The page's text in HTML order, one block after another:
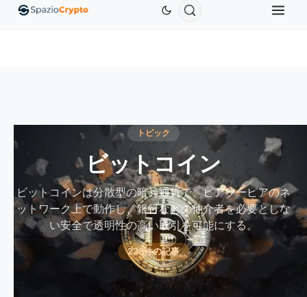
EthereumETH$1,880.58 Tether USDT$0.9991 BNBBNB
トピック
ビットコイン
ビットコインは分散型の暗号通貨で、ピアツーピアのネ
ットワーク上で動作し、銀行などの仲介者を必要としな
い安全で透明性の高い取引を可能にする。
238件の記事